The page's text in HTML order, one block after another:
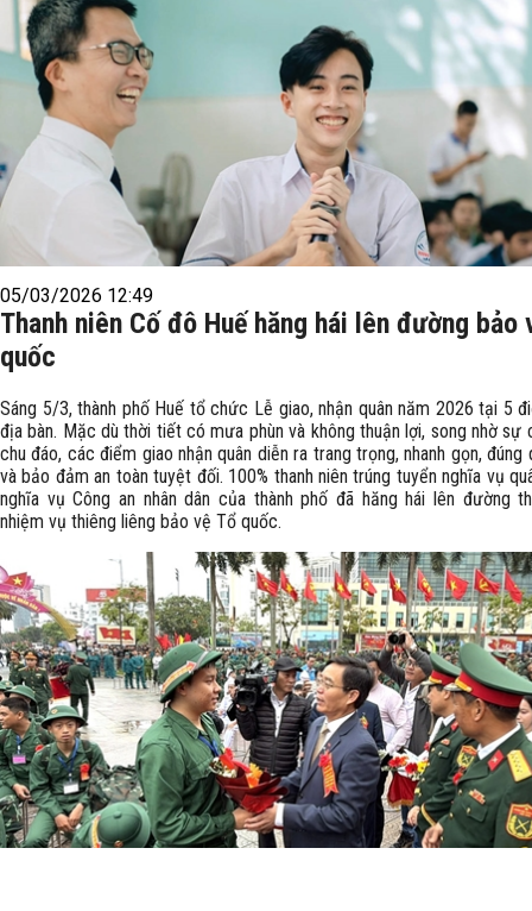
05/03/2026 12:49
Thanh niên Cố đô Huế hăng hái lên đường bảo
quốc
Sáng 5/3, thành phố Huế tổ chức Lễ giao, nhận quân năm 2026 tại 5
địa bàn. Mặc dù thời tiết có mưa phùn và không thuận lợi, song nhờ sự
chu đáo, các điểm giao nhận quân diễn ra trang trọng, nhanh gọn, đúng
và bảo đảm an toàn tuyệt đối. 100% thanh niên trúng tuyển nghĩa vụ
nghĩa vụ Công an nhân dân của thành phố đã hăng hái lên đường
nhiệm vụ thiêng liêng bảo vệ Tổ quốc.